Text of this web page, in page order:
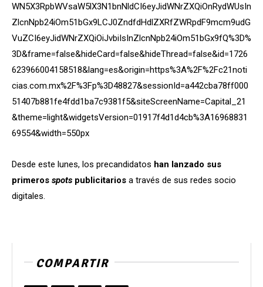
WN5X3RpbWVsaW5lX3N1bnNldCI6eyJidWNrZXQiOnRydWUsIn
ZlcnNpb24iOm51bGx9LCJ0ZndfdHdlZXRfZWRpdF9mcm9udG
VuZCI6eyJidWNrZXQiOiJvbiIsInZlcnNpb24iOm51bGx9fQ%3D%
3D&frame=false&hideCard=false&hideThread=false&id=1726
623966004158518&lang=es&origin=https%3A%2F%2Fc21noti
cias.com.mx%2F%3Fp%3D48827&sessionId=a442cba78ff000
51407b881fe4fdd1ba7c9381f5&siteScreenName=Capital_21
&theme=light&widgetsVersion=01917f4d1d4cb%3A16968831
69554&width=550px
Desde este lunes, los precandidatos han lanzado sus
primeros spots publicitarios a través de sus redes socio
digitales.
COMPARTIR